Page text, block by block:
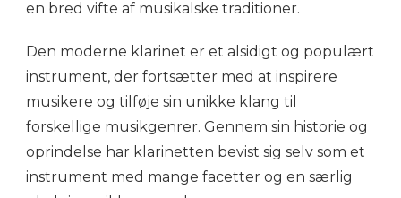
en bred vifte af musikalske traditioner.
Den moderne klarinet er et alsidigt og populært
instrument, der fortsætter med at inspirere
musikere og tilføje sin unikke klang til
forskellige musikgenrer. Gennem sin historie og
oprindelse har klarinetten bevist sig selv som et
instrument med mange facetter og en særlig